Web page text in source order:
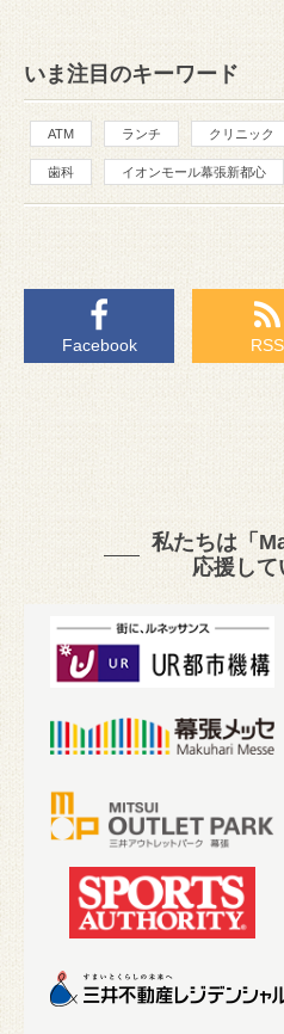
いま注目のキーワード
ATM ランチ クリニック
歯科 イオンモール幕張新都心
Facebook RSS
私たちは「
応援して